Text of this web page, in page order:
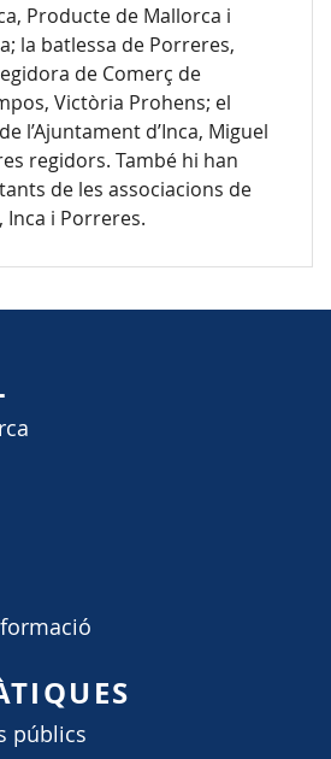
Producte de Mallorca i
la batlessa de Porreres,
de Comerç de
Victòria Prohens; el
l’Ajuntament d’Inca, Miguel
regidors. També hi han
de les associacions de
Inca i Porreres.
públics